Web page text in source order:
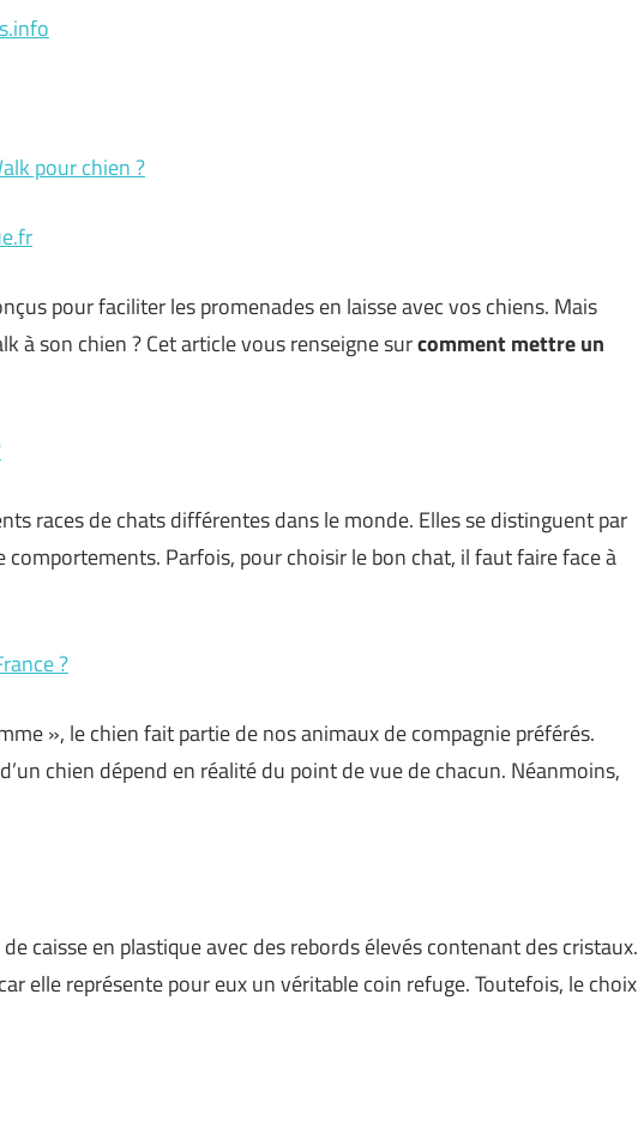
pour chien ?
pour faciliter les promenades en laisse avec vos chiens. Mais
à son chien ? Cet article vous renseigne surcomment mettre un
races de chats différentes dans le monde. Elles se distinguent par
Parfois, pour choisir le bon chat, il faut faire face à
?
», le chien fait partie de nos animaux de compagnie préférés.
chien dépend en réalité du point de vue de chacun. Néanmoins,
caisse en plastique avec des rebords élevés contenant des cristaux.
elle représente pour eux un véritable coin refuge. Toutefois, le choix